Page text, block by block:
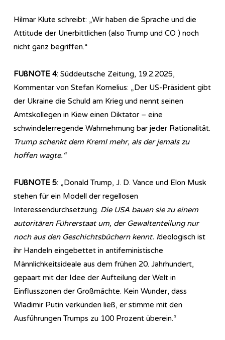
Hilmar Klute schreibt: „Wir haben die Sprache und die
Attitude der Unerbittlichen (also Trump und CO ) noch
nicht ganz begriffen.“
FUßNOTE 4: Süddeutsche Zeitung, 19.2.2025,
Kommentar von Stefan Kornelius: „Der US-Präsident gibt
der Ukraine die Schuld am Krieg und nennt seinen
Amtskollegen in Kiew einen Diktator – eine
schwindelerregende Wahrnehmung bar jeder Rationalität.
Trump schenkt dem Kreml mehr, als der jemals zu
hoffen wagte.“
FUßNOTE 5: „Donald Trump, J. D. Vance und Elon Musk
stehen für ein Modell der regellosen
Interessendurchsetzung. Die USA bauen sie zu einem
autoritären Führerstaat um, der Gewaltenteilung nur
noch aus den Geschichtsbüchern kennt. Ideologisch ist
ihr Handeln eingebettet in antifeministische
Männlichkeitsideale aus dem frühen 20. Jahrhundert,
gepaart mit der Idee der Aufteilung der Welt in
Einflusszonen der Großmächte. Kein Wunder, dass
Wladimir Putin verkünden ließ, er stimme mit den
Ausführungen Trumps zu 100 Prozent überein.“